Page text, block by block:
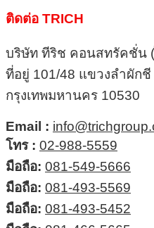
ติดต่อ TRICH
บริษัท ทีริช คอนสทรัคชั่น
ที่อยู่ 101/48 แขวงลำผักชี
กรุงเทพมหานคร 10530
Email :
โทร : 02-988-5559
มือถือ: 081-549-5666
มือถือ: 081-493-5569
มือถือ: 081-493-5452